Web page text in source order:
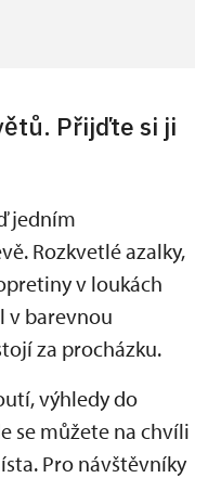
Přijďte si ji
jedním
Rozkvetlé azalky,
v loukách
v barevnou
za procházku.
výhledy do
se můžete na chvíli
Pro návštěvníky